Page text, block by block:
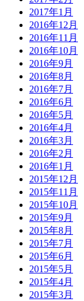
2017年1月
2016年12月
2016年11月
2016年10月
2016年9月
2016年8月
2016年7月
2016年6月
2016年5月
2016年4月
2016年3月
2016年2月
2016年1月
2015年12月
2015年11月
2015年10月
2015年9月
2015年8月
2015年7月
2015年6月
2015年5月
2015年4月
2015年3月